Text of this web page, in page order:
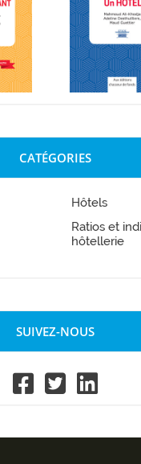
CATÉGORIES
Hôtels
Ratios et
hôtellerie
SUIVEZ-NOUS